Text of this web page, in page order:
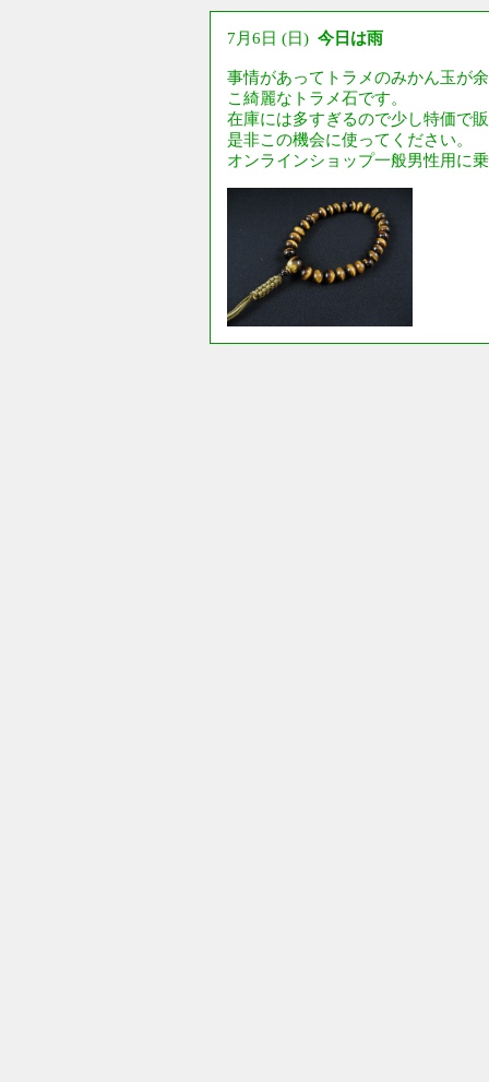
7月6日 (日) 今日は雨
事情があってトラメのみかん玉
こ綺麗なトラメ石です。
在庫には多すぎるので少し特価で
是非この機会に使ってください。
オンラインショップ一般男性用に